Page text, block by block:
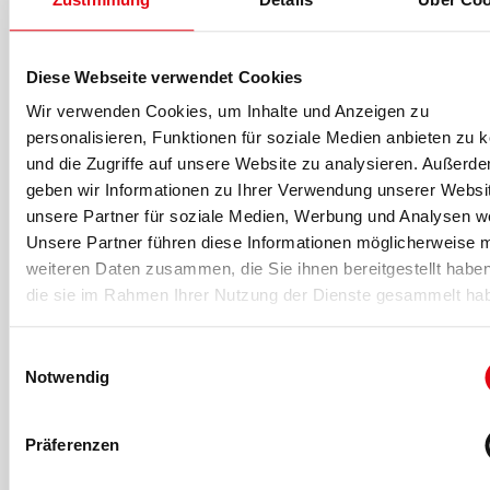
Diese Webseite verwendet Cookies
Wir verwenden Cookies, um Inhalte und Anzeigen zu
personalisieren, Funktionen für soziale Medien anbieten zu
und die Zugriffe auf unsere Website zu analysieren.
geben wir Informationen zu Ihrer Verwendung unserer
unsere Partner für soziale Medien, Werbung und Analysen
Unsere Partner führen diese Informationen möglicherweise
weiteren Daten zusammen, die Sie ihnen bereitgestellt
die sie im Rahmen Ihrer Nutzung der Dienste gesammelt
Notwendig
Präferenzen
Für fitness MANAGEMENT berichtet
Florian Schmidt